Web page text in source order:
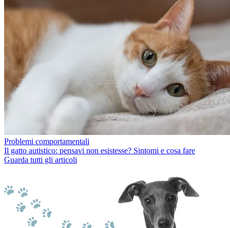
Problemi comportamentali
Il gatto autistico: pensavi non esistesse? Sintomi e cosa fare
Guarda tutti gli articoli